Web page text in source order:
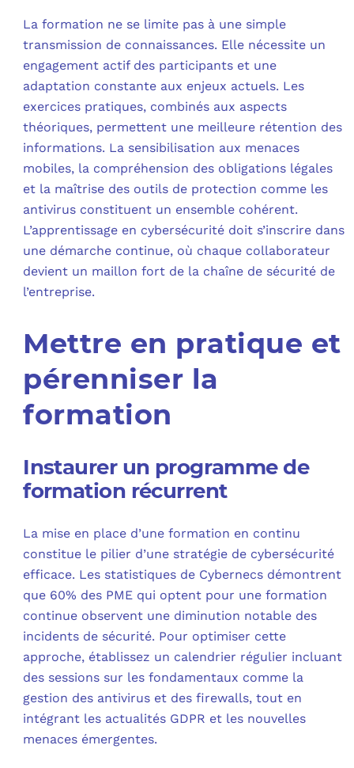
La formation ne se limite pas à une simple
transmission de connaissances. Elle nécessite un
engagement actif des participants et une
adaptation constante aux enjeux actuels. Les
exercices pratiques, combinés aux aspects
théoriques, permettent une meilleure rétention des
informations. La sensibilisation aux menaces
mobiles, la compréhension des obligations légales
et la maîtrise des outils de protection comme les
antivirus constituent un ensemble cohérent.
L’apprentissage en cybersécurité doit s’inscrire dans
une démarche continue, où chaque collaborateur
devient un maillon fort de la chaîne de sécurité de
l’entreprise.
Mettre en pratique et
pérenniser la
formation
Instaurer un programme de
formation récurrent
La mise en place d’une formation en continu
constitue le pilier d’une stratégie de cybersécurité
efficace. Les statistiques de Cybernecs démontrent
que 60% des PME qui optent pour une formation
continue observent une diminution notable des
incidents de sécurité. Pour optimiser cette
approche, établissez un calendrier régulier incluant
des sessions sur les fondamentaux comme la
gestion des antivirus et des firewalls, tout en
intégrant les actualités GDPR et les nouvelles
menaces émergentes.